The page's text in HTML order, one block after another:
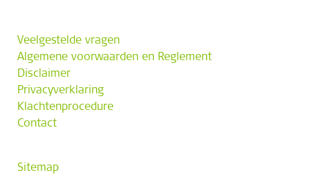
Veelgestelde vragen
Algemene voorwaarden en Reglement
Disclaimer
Privacyverklaring
Klachtenprocedure
Contact
Sitemap